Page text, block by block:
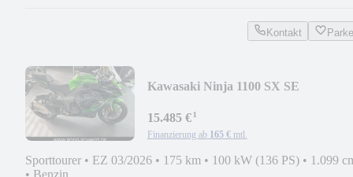
Kontakt
Kawasaki Ninja 1100 SX SE
15.485 €¹
Finanzierung ab 165 € mtl.
Sporttourer • EZ 03/2026 • 175 km • 100 kW (136 PS) • 1.099
• Benzin